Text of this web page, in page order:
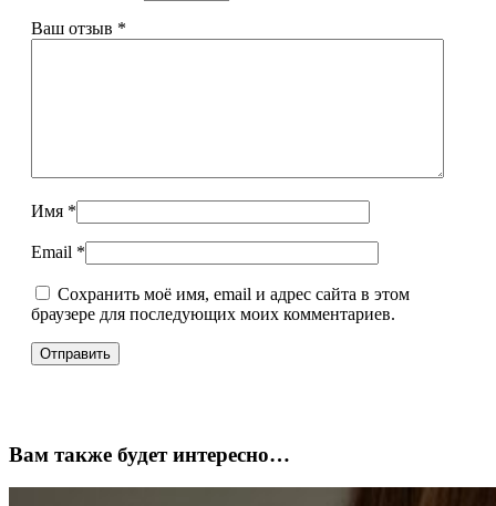
Ваш отзыв *
Имя *
Email *
Сохранить моё имя, email и адрес сайта в этом
браузере для последующих моих комментариев.
Вам также будет интересно…